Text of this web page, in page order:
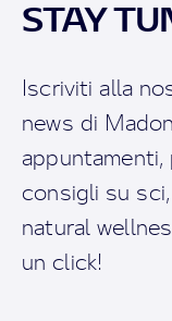
STAY
Iscriviti alla
news di
consigli su
natural
un click!